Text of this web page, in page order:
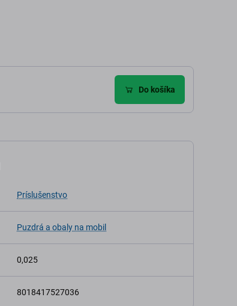
Do košíka
Príslušenstvo
Puzdrá a obaly na mobil
0,025
8018417527036